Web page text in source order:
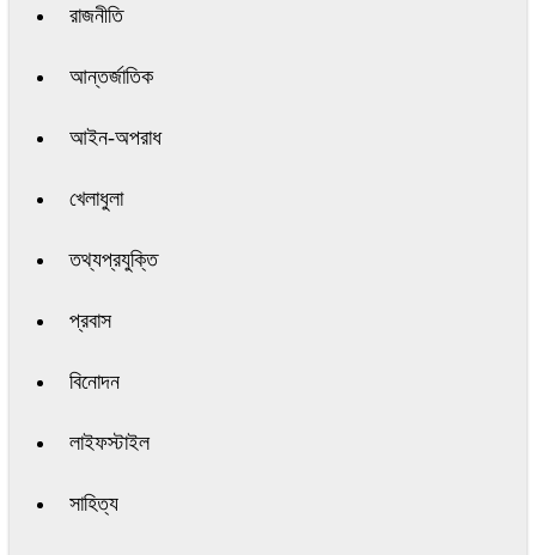
রাজনীতি
আন্তর্জাতিক
আইন-অপরাধ
খেলাধুলা
তথ্যপ্রযুক্তি
প্রবাস
বিনোদন
লাইফস্টাইল
সাহিত্য